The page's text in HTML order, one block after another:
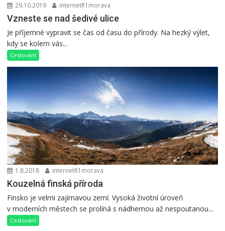
29.10.2019 internetR1morava
Vzneste se nad šedivé ulice
Je příjemné vypravit se čas od času do přírody. Na hezký výlet,
kdy se kolem vás...
Cestování
1.8.2018 internetR1morava
Kouzelná finská příroda
Finsko je velmi zajímavou zemí. Vysoká životní úroveň
v moderních městech se prolíná s nádhernou až nespoutanou...
Cestování